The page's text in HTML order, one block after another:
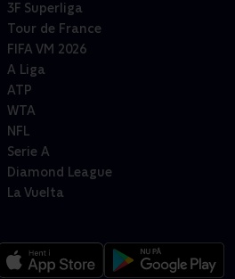
3F Superliga
Tour de France
FIFA VM 2026
A Liga
ATP
WTA
NFL
Serie A
Diamond League
La Vuelta